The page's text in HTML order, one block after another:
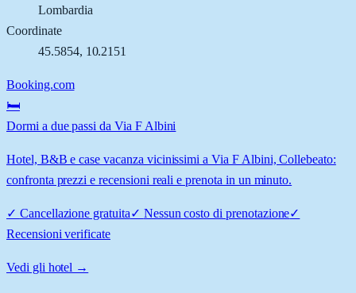
Lombardia
Coordinate
45.5854, 10.2151
Booking.com
🛏️
Dormi a due passi da Via F Albini
Hotel, B&B e case vacanza vicinissimi a Via F Albini, Collebeato:
confronta prezzi e recensioni reali e prenota in un minuto.
✓ Cancellazione gratuita✓ Nessun costo di prenotazione✓
Recensioni verificate
Vedi gli hotel →